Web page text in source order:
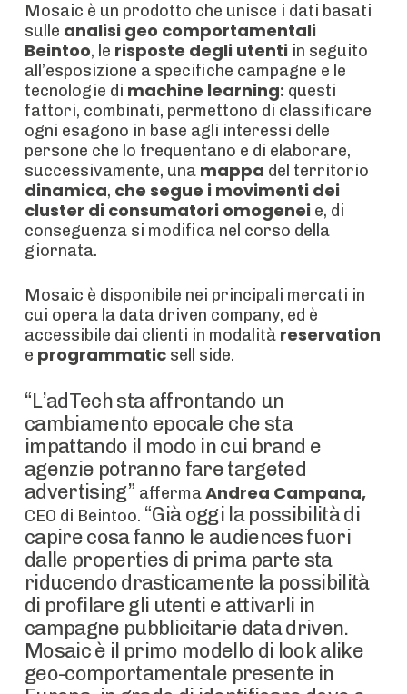
Mosaic è un prodotto che unisce i dati basati
sulle analisi geo comportamentali
Beintoo, le risposte degli utentiin seguito
all’esposizione a specifiche campagne e le
tecnologie di machine learning: questi
fattori, combinati, permettono di classificare
ogni esagono in base agli interessi delle
persone che lo frequentano e di elaborare,
successivamente, una mappa del territorio
dinamica, che segue i movimenti dei
cluster di consumatori omogeneie, di
conseguenza si modifica nel corso della
giornata.
Mosaic è disponibile nei principali mercati in
cui opera la data driven company, ed è
accessibile dai clienti in modalità reservation
e programmaticsell side.
“L’adTech sta affrontando un
cambiamento epocale che sta
impattando il modo in cui brand e
agenzie potranno fare targeted
advertising” affermaAndrea Campana,
CEO di Beintoo. “Già oggi la possibilità di
capire cosa fanno le audiences fuori
dalle properties di prima parte sta
riducendo drasticamente la possibilità
di profilare gli utenti e attivarli in
campagne pubblicitarie data driven.
Mosaic è il primo modello di look alike
geo-comportamentale presente in